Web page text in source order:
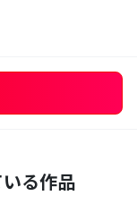
る作品